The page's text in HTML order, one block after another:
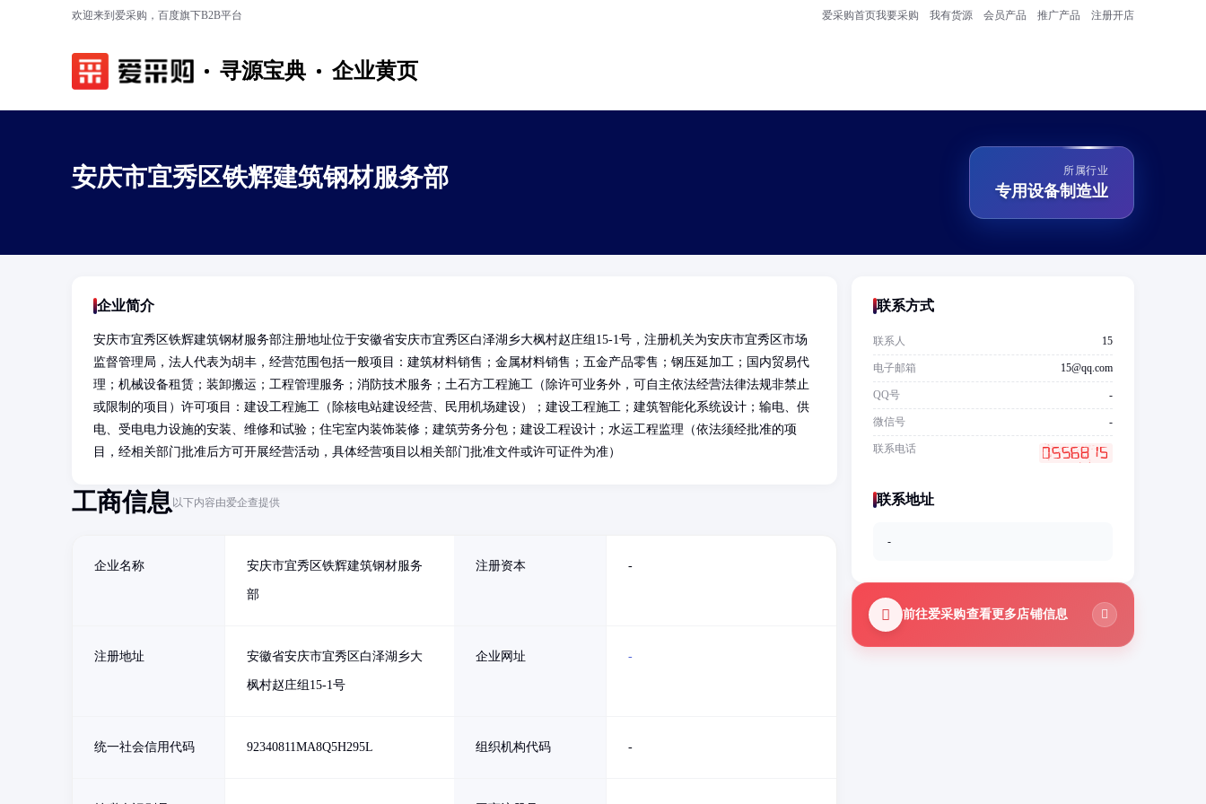
欢迎来到爱采购，百度旗下B2B平台 爱采购首页我要采购 我有货源 会员产品 推广产品 注册开店
寻源宝典 企业黄页
安庆市宜秀区铁辉建筑钢材服务部 所属行业
专用设备制造业
企业简介
安庆市宜秀区铁辉建筑钢材服务部注册地址位于安徽省安庆市宜秀区白泽湖乡大枫村赵庄组15-1号，注册机关为安庆市宜秀区市场
监督管理局，法人代表为胡丰，经营范围包括一般项目：建筑材料销售；金属材料销售；五金产品零售；钢压延加工；国内贸易代
理；机械设备租赁；装卸搬运；工程管理服务；消防技术服务；土石方工程施工（除许可业务外，可自主依法经营法律法规非禁止
或限制的项目）许可项目：建设工程施工（除核电站建设经营、民用机场建设）；建设工程施工；建筑智能化系统设计；输电、供
电、受电电力设施的安装、维修和试验；住宅室内装饰装修；建筑劳务分包；建设工程设计；水运工程监理（依法须经批准的项
目，经相关部门批准后方可开展经营活动，具体经营项目以相关部门批准文件或许可证件为准）
工商信息以下内容由爱企查提供
企业名称 安庆市宜秀区铁辉建筑钢材服务
部
注册资本 -
注册地址 安徽省安庆市宜秀区白泽湖乡大
枫村赵庄组15-1号
企业网址 -
统一社会信用代码 92340811MA8Q5H295L 组织机构代码 -
联系方式
联系人 15
电子邮箱 15@qq.com
QQ号 -
微信号 -
联系电话
联系地址
-
前往爱采购查看更多店铺信息